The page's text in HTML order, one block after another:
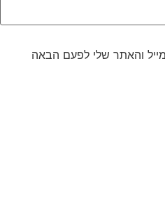
והאתר שלי לפעם הבאה